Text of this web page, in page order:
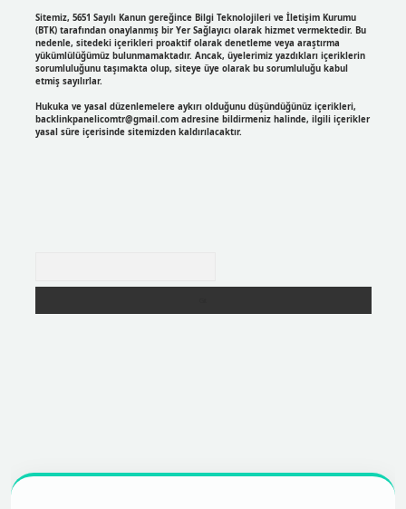
Sitemiz, 5651 Sayılı Kanun gereğince Bilgi Teknolojileri ve İletişim Kurumu
(BTK) tarafından onaylanmış bir Yer Sağlayıcı olarak hizmet vermektedir. Bu
nedenle, sitedeki içerikleri proaktif olarak denetleme veya araştırma
yükümlülüğümüz bulunmamaktadır. Ancak, üyelerimiz yazdıkları içeriklerin
sorumluluğunu taşımakta olup, siteye üye olarak bu sorumluluğu kabul
etmiş sayılırlar.
Hukuka ve yasal düzenlemelere aykırı olduğunu düşündüğünüz içerikleri,
backlinkpanelicomtr@gmail.comadresine bildirmeniz halinde, ilgili içerikler
yasal süre içerisinde sitemizden kaldırılacaktır.